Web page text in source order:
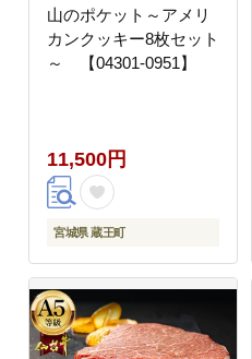
山のポケット～アメリ
カンクッキー8枚セット
～ 【04301-0951】
11,500円
宮城県 蔵王町